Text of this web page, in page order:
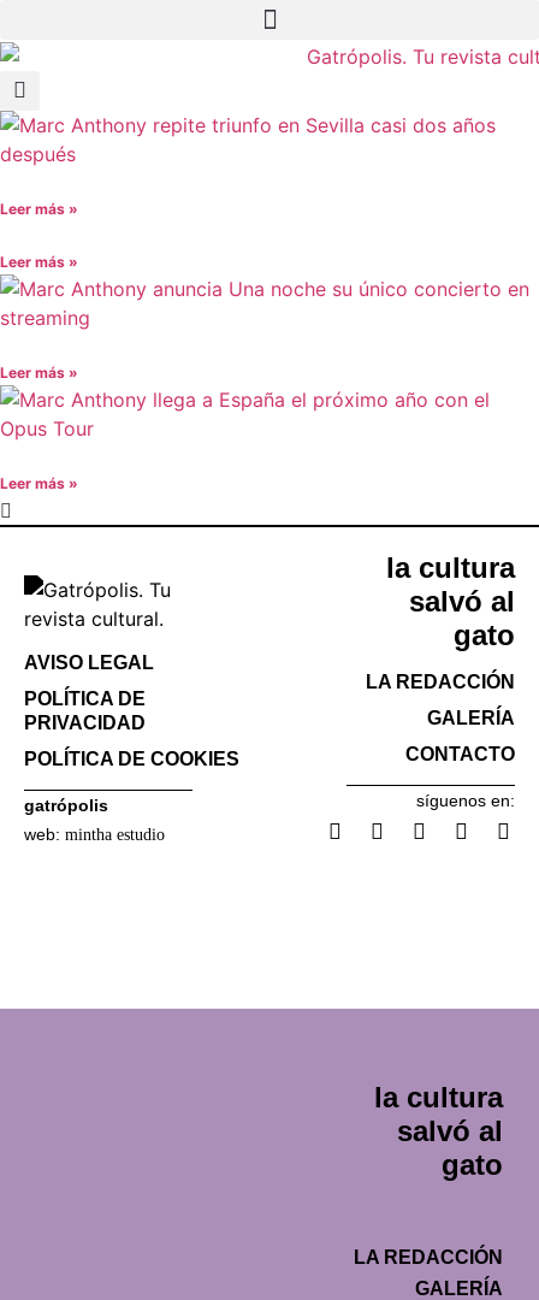
Leer más »
Leer más »
Leer más »
Leer más »
AVISO LEGAL
POLÍTICA DE
PRIVACIDAD
POLÍTICA DE COOKIES
gatrópolis
web: mintha estudio
la cultura
salvó al
gato
LA REDACCIÓN
GALERÍA
CONTACTO
síguenos en:
la cultura
salvó al
gato
LA REDACCIÓN
GALERÍA